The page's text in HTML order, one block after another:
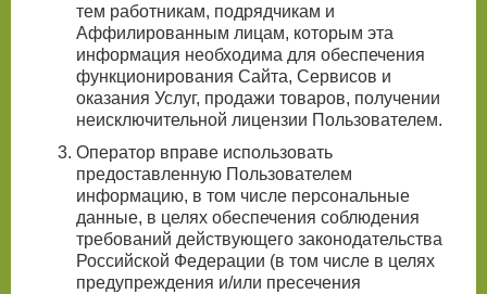
тем работникам, подрядчикам и
Аффилированным лицам, которым эта
информация необходима для обеспечения
функционирования Сайта, Сервисов и
оказания Услуг, продажи товаров, получении
неисключительной лицензии Пользователем.
Оператор вправе использовать
предоставленную Пользователем
информацию, в том числе персональные
данные, в целях обеспечения соблюдения
требований действующего законодательства
Российской Федерации (в том числе в целях
предупреждения и/или пресечения